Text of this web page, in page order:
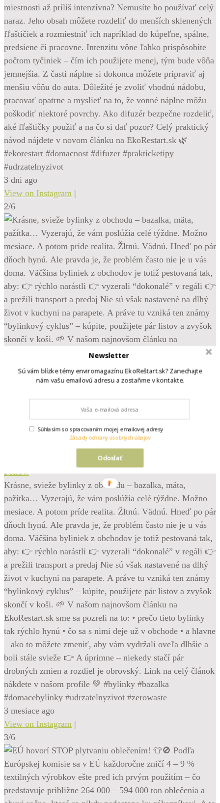
miestnosti až príliš intenzívna? Nemusíte ho používať celý
naraz. Jeho obsah môžete rozdeliť do menších sklenených
fľaštičiek a rozmiestniť ich napríklad do kúpeľne, spálne,
predsiene či pracovne. Intenzitu vône ľahko prispôsobíte
počtom tyčiniek – čím ich použijete menej, tým bude vôňa
jemnejšia. Z časti náplne si dokonca môžete pripraviť aj
menšiu vôňu do auta. Dôležité je zvoliť vhodnú nádobu,
pracovať opatrne a myslieť na to, že vonné náplne môžu
poškodiť niektoré povrchy. Ako difuzér bezpečne rozdeliť,
aké fľaštičky použiť a na čo si dať pozor? Celý praktický
návod nájdete v novom článku na EkoRestart.sk 🌿
#ekorestart #domacnost #difuzer #prakticketipy
#udrzatelnyzivot
3 dni ago
View on Instagram |
2/6
Follow
Krásne, svieže bylinky z obchodu – bazalka, mäta,
pažítka… Vyzerajú, že vám poslúžia celé týždne. Možno
mesiace. A potom príde realita. Žltnú. Vädnú. Hneď po pár
dňoch hynú. Ale pravda je, že problém často nie je u vás
doma. Väčšina byliniek z obchodov je totiž pestovaná tak,
aby: 👉 rýchlo narástli 👉 vyzerali “dokonalé” v regáli 👉
a prežili transport a predaj Nie sú však nastavené na dlhý
život v kuchyni na parapete. A práve tu vzniká ten známy
“bylinkový cyklus” – kúpite, použijete pár listov a zvyšok
skončí v koši. 🌱 V našom najnovšom článku na
EkoRestart.sk sme sa pozreli na to: • prečo tieto bylinky
tak rýchlo hynú • čo sa s nimi deje už v obchode • a hlavne
– ako to môžete zmeniť, aby vám vydržali oveľa dlhšie a
boli stále svieže 👉 A úprimne – niekedy stačí pár
drobných zmien a rozdiel je obrovský. Link na celý článok
nákdete v našom profile 💚 #bylinky #bazalka
#domacebylinky #udrzatelnyzivot #zerowaste
3 mesiace ago
View on Instagram |
3/6
Newsletter
Sú vám blízke témy enviromagazínu EkoReštart.sk? Zanechajte
nám vašu emailovú adresu a zostaňme v kontakte.
Odoslať
Súhlasím so spracovaním mojej emailovej adresy
Zásady ochrany osobných údajov